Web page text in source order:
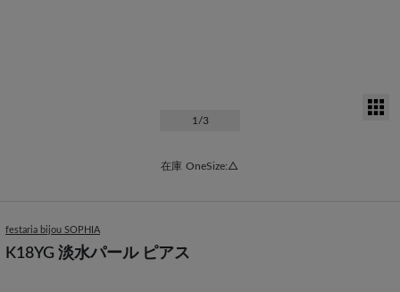
1 /3
在庫 OneSize:△
festaria bijou SOPHIA
K18YG 淡水パール ピアス